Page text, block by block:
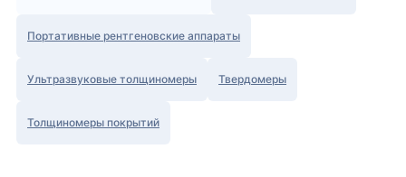
Портативные рентгеновские аппараты
Ультразвуковые толщиномеры Твердомеры
Толщиномеры покрытий